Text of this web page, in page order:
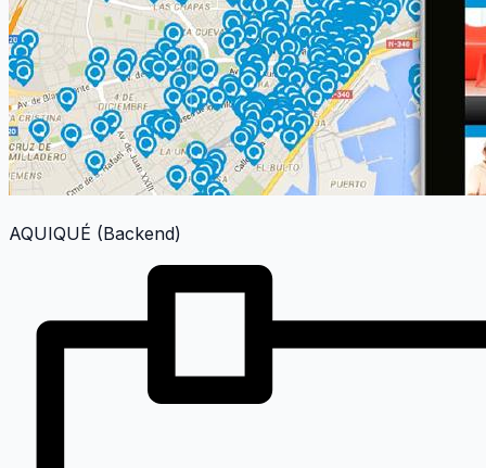
AQUIQUÉ (Backend)